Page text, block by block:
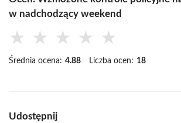
w nadchodzący weekend
★ ★ ★ ★ ★
Średnia ocena: 4.88 Liczba ocen: 18
Udostępnij